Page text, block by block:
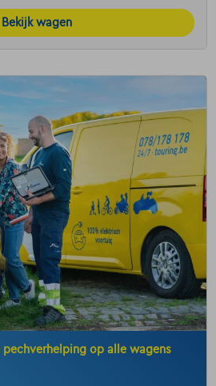
Bekijk wagen
pechverhelping op alle wagens